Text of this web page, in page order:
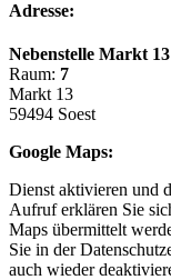
Adresse:
Nebenstelle Markt 13
Raum: 7
Markt 13
59494 Soest
Google Maps:
Dienst aktivieren und
Aufruf erklären Sie
Maps übermittelt
Sie in der
auch wieder